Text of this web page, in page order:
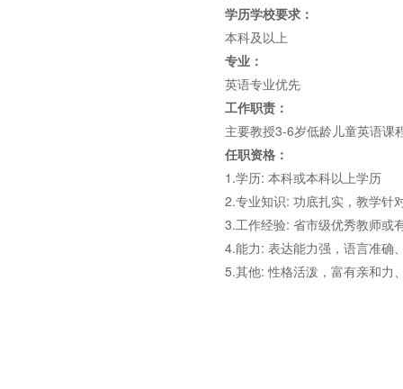
学历学校要求：
本科及以上
专业：
英语专业优先
工作职责：
主要教授3-6岁低龄儿童英语课
任职资格：
1.学历: 本科或本科以上学历
2.专业知识: 功底扎实，教学针
3.工作经验: 省市级优秀教师或
4.能力: 表达能力强，语言准确
5.其他: 性格活泼，富有亲和力